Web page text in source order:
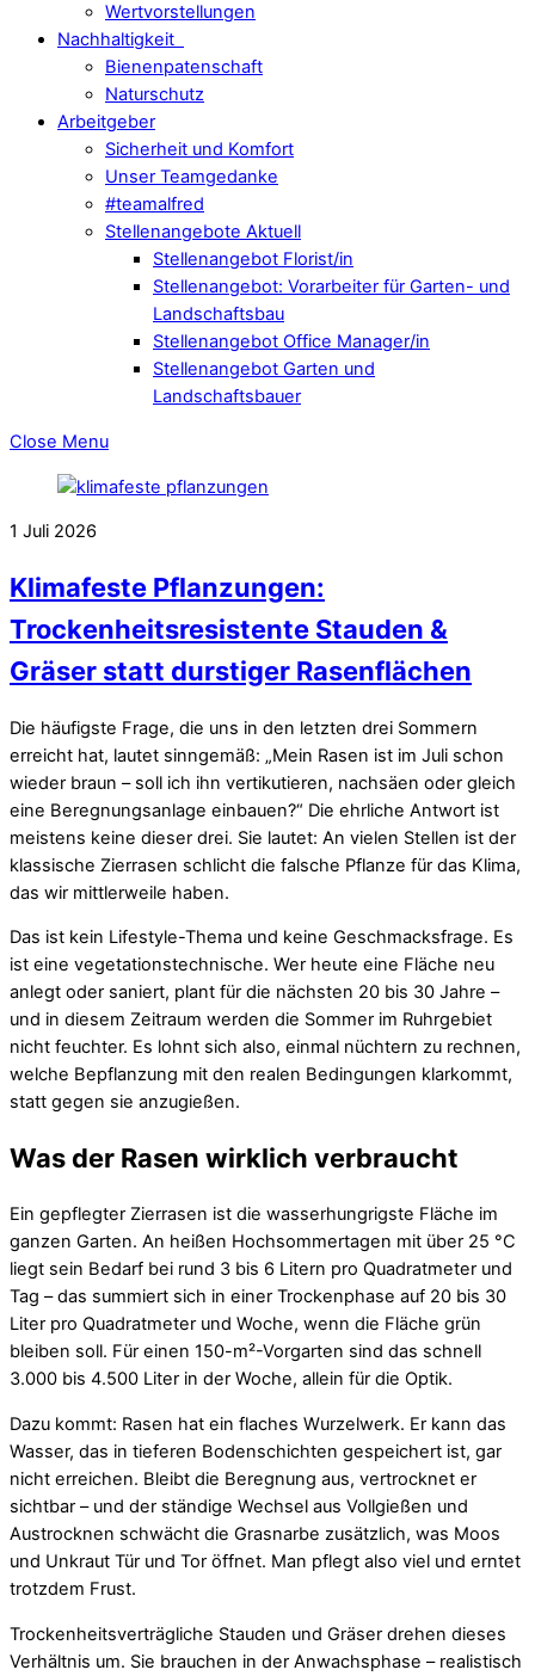
Wertvorstellungen
Nachhaltigkeit
Bienenpatenschaft
Naturschutz
Arbeitgeber
Sicherheit und Komfort
Unser Teamgedanke
#teamalfred
Stellenangebote Aktuell
Stellenangebot Florist/in
Stellenangebot: Vorarbeiter für Garten- und
Landschaftsbau
Stellenangebot Office Manager/in
Stellenangebot Garten und
Landschaftsbauer
Close Menu
1 Juli 2026
Klimafeste Pflanzungen:
Trockenheitsresistente Stauden &
Gräser statt durstiger Rasenflächen
Die häufigste Frage, die uns in den letzten drei Sommern
erreicht hat, lautet sinngemäß: „Mein Rasen ist im Juli schon
wieder braun – soll ich ihn vertikutieren, nachsäen oder gleich
eine Beregnungsanlage einbauen?“ Die ehrliche Antwort ist
meistens keine dieser drei. Sie lautet: An vielen Stellen ist der
klassische Zierrasen schlicht die falsche Pflanze für das Klima,
das wir mittlerweile haben.
Das ist kein Lifestyle-Thema und keine Geschmacksfrage. Es
ist eine vegetationstechnische. Wer heute eine Fläche neu
anlegt oder saniert, plant für die nächsten 20 bis 30 Jahre –
und in diesem Zeitraum werden die Sommer im Ruhrgebiet
nicht feuchter. Es lohnt sich also, einmal nüchtern zu rechnen,
welche Bepflanzung mit den realen Bedingungen klarkommt,
statt gegen sie anzugießen.
Was der Rasen wirklich verbraucht
Ein gepflegter Zierrasen ist die wasserhungrigste Fläche im
ganzen Garten. An heißen Hochsommertagen mit über 25 °C
liegt sein Bedarf bei rund 3 bis 6 Litern pro Quadratmeter und
Tag – das summiert sich in einer Trockenphase auf 20 bis 30
Liter pro Quadratmeter und Woche, wenn die Fläche grün
bleiben soll. Für einen 150-m²-Vorgarten sind das schnell
3.000 bis 4.500 Liter in der Woche, allein für die Optik.
Dazu kommt: Rasen hat ein flaches Wurzelwerk. Er kann das
Wasser, das in tieferen Bodenschichten gespeichert ist, gar
nicht erreichen. Bleibt die Beregnung aus, vertrocknet er
sichtbar – und der ständige Wechsel aus Vollgießen und
Austrocknen schwächt die Grasnarbe zusätzlich, was Moos
und Unkraut Tür und Tor öffnet. Man pflegt also viel und erntet
trotzdem Frust.
Trockenheitsverträgliche Stauden und Gräser drehen dieses
Verhältnis um. Sie brauchen in der Anwachsphase – realistisch